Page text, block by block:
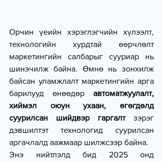
Орчин үеийн хэрэглэгчийн хүлээлт,
технологийн хурдтай өөрчлөлт
маркетингийн салбарыг сууриар нь
шинэчилж байна. Өмнө нь зонхилж
байсан уламжлалт маркетингийн арга
барилууд өнөөдөр автоматжуулалт,
хиймэл оюун ухаан, өгөгдөлд
суурилсан шийдвэр гаргалт зэрэг
дэвшилтэт технологид суурилсан
аргачлалд аажмаар шилжсээр байна.
Энэ нийтлэлд бид 2025 онд